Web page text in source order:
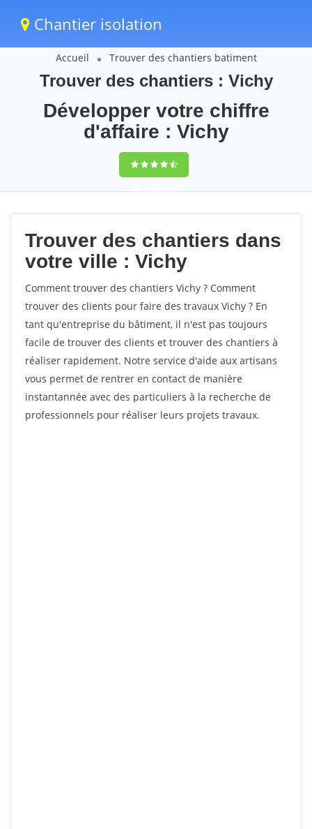
Chantier isolation
Accueil Trouver des chantiers batiment
Trouver des chantiers : Vichy
Développer votre chiffre
d'affaire : Vichy
9,5(100%)57
votes
Trouver des chantiers dans
votre ville : Vichy
Comment trouver des chantiers Vichy ? Comment
trouver des clients pour faire des travaux Vichy ? En
tant qu'entreprise du bâtiment, il n'est pas toujours
facile de trouver des clients et trouver des chantiers à
réaliser rapidement. Notre service d'aide aux artisans
vous permet de rentrer en contact de manière
instantannée avec des particuliers à la recherche de
professionnels pour réaliser leurs projets travaux.